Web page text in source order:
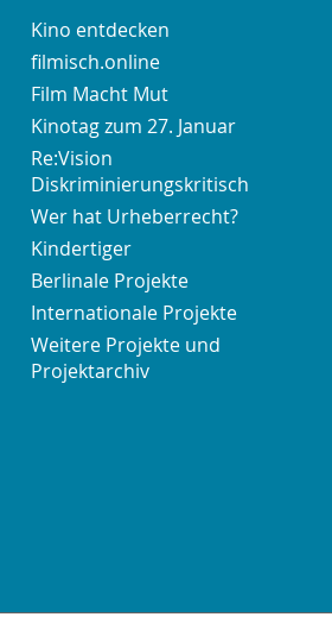
Kino entdecken
filmisch.online
Film Macht Mut
Kinotag zum 27. Januar
Re:Vision
Diskriminierungskritisch
Wer hat Urheberrecht?
Kindertiger
Berlinale Projekte
Internationale Projekte
Weitere Projekte und
Projektarchiv